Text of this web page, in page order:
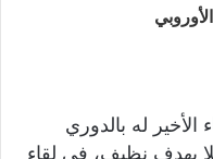
الأخير له بالدوري
بهدف نظيف، في لقاء